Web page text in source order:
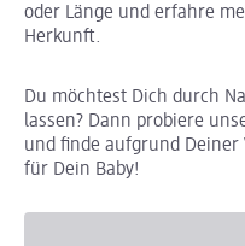
oder Länge und erfahre
Herkunft.
Du möchtest Dich durch
lassen? Dann probiere
und finde aufgrund Deiner
für Dein Baby!